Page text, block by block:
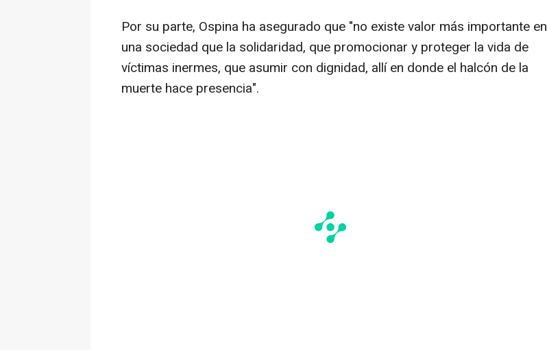
Por su parte, Ospina ha asegurado que "no existe valor más importante en
una sociedad que la solidaridad, que promocionar y proteger la vida de
víctimas inermes, que asumir con dignidad, allí en donde el halcón de la
muerte hace presencia".